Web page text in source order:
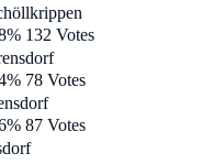
132 Votes
78 Votes
87 Votes